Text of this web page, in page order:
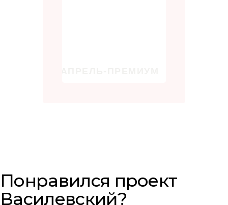
Понравился проект
Василевский?